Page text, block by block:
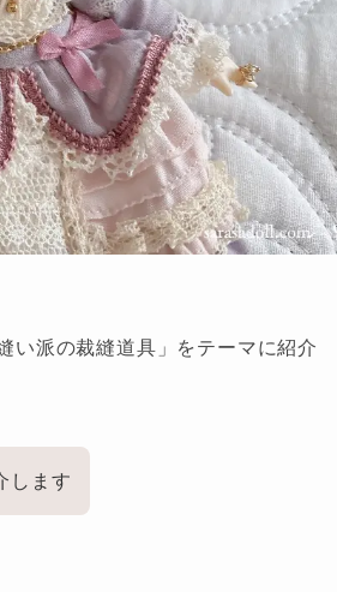
い派の裁縫道具」をテーマに紹介
します